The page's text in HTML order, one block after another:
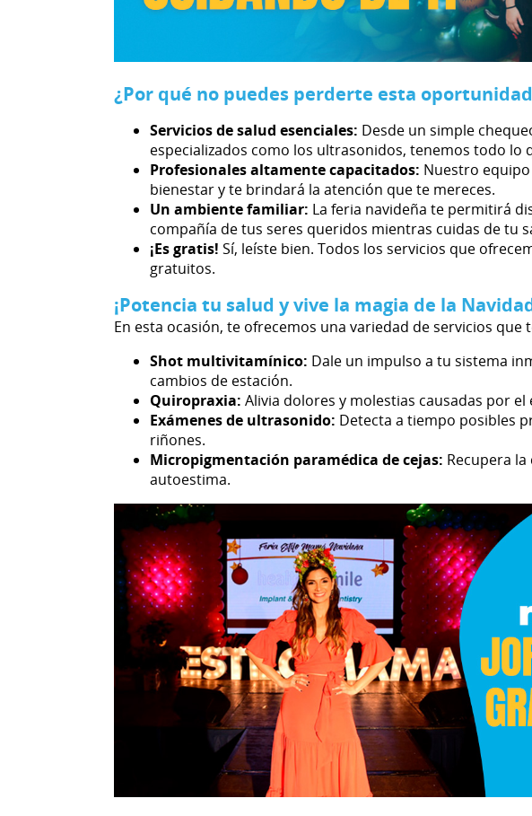
¿Por qué no puedes perderte esta
Servicios de salud esenciales: Desde un simple
especializados como los ultrasonidos, tenemos todo lo
Profesionales altamente capacitados: Nuestro
bienestar y te brindará la atención que te mereces.
Un ambiente familiar: La feria navideña te permitirá
compañía de tus seres queridos mientras cuidas de tu
¡Es gratis! Sí, leíste bien. Todos los servicios que
gratuitos.
¡Potencia tu salud y vive la magia de la
En esta ocasión, te ofrecemos una variedad de servicios
Shot multivitamínico: Dale un impulso a tu sistema
cambios de estación.
Quiropraxia: Alivia dolores y molestias causadas por
Exámenes de ultrasonido: Detecta a tiempo posibles
riñones.
Micropigmentación paramédica de cejas: Recupera
autoestima.